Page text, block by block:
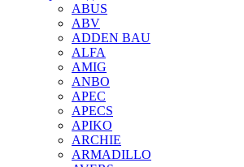
ABUS
ABV
ADDEN BAU
ALFA
AMIG
ANBO
APEC
APECS
APIKO
ARCHIE
ARMADILLO